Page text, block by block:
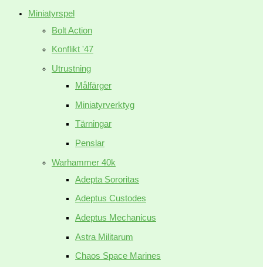
Miniatyrspel
Bolt Action
Konflikt '47
Utrustning
Målfärger
Miniatyrverktyg
Tärningar
Penslar
Warhammer 40k
Adepta Sororitas
Adeptus Custodes
Adeptus Mechanicus
Astra Militarum
Chaos Space Marines